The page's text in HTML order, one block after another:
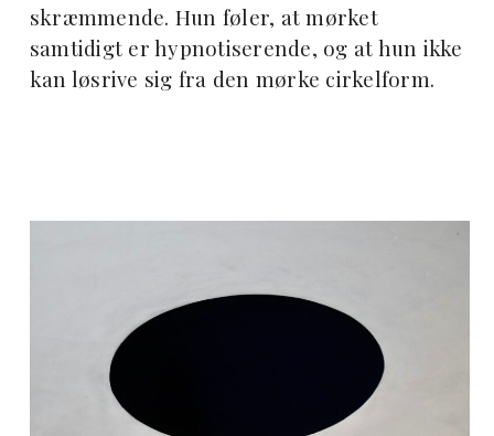
skræmmende. Hun føler, at mørket
samtidigt er hypnotiserende, og at hun ikke
kan løsrive sig fra den mørke cirkelform.